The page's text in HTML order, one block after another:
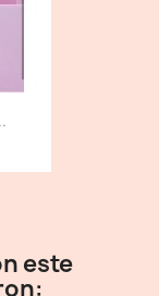
este